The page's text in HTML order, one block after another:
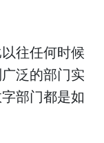
往任何时候
泛的部门实
部门都是如